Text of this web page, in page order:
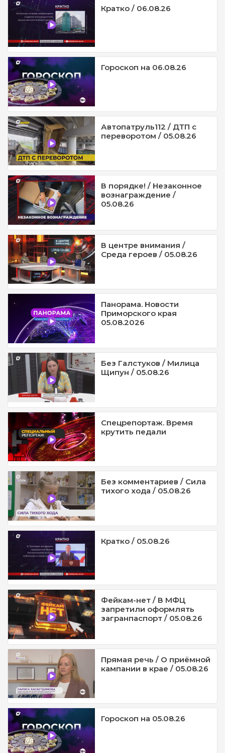
Кратко / 06.08.26
Гороскоп на 06.08.26
Автопатруль112 / ДТП с
переворотом / 05.08.26
В порядке! / Незаконное
вознаграждение /
05.08.26
В центре внимания /
Среда героев / 05.08.26
Панорама. Новости
Приморского края
05.08.2026
Без Галстуков / Милица
Щипун / 05.08.26
Спецрепортаж. Время
крутить педали
Без комментариев / Сила
тихого хода / 05.08.26
Кратко / 05.08.26
Фейкам-нет / В МФЦ
запретили оформлять
загранпаспорт / 05.08.26
Прямая речь / О приёмной
кампании в крае / 05.08.26
Гороскоп на 05.08.26